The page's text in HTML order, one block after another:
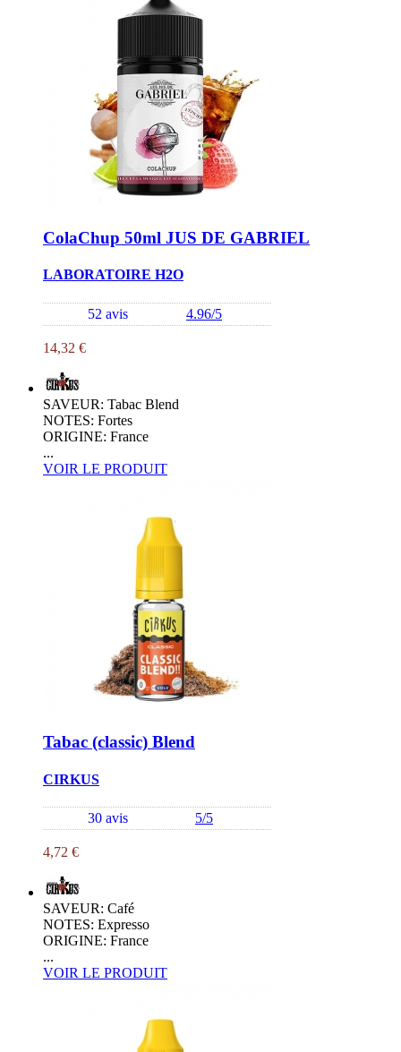
ColaChup 50ml JUS DE GABRIEL
LABORATOIRE H2O
52 avis 4.96/5
14,32 €
SAVEUR: Tabac Blend
NOTES: Fortes
ORIGINE: France
...
VOIR LE PRODUIT
Tabac (classic) Blend
CIRKUS
30 avis 5/5
4,72 €
SAVEUR: Café
NOTES: Expresso
ORIGINE: France
...
VOIR LE PRODUIT